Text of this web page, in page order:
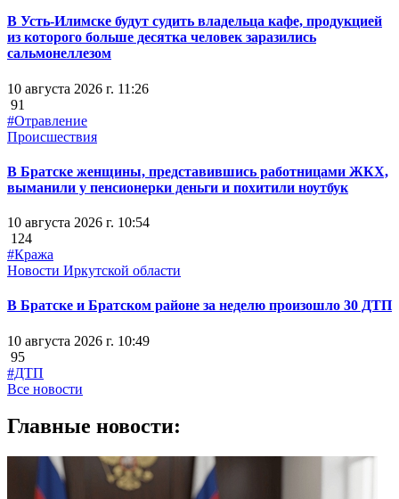
В Усть-Илимске будут судить владельца кафе, продукцией
из которого больше десятка человек заразились
сальмонеллезом
10 августа 2026 г. 11:26
91
#Отравление
Происшествия
В Братске женщины, представившись работницами ЖКХ,
выманили у пенсионерки деньги и похитили ноутбук
10 августа 2026 г. 10:54
124
#Кража
Новости Иркутской области
В Братске и Братском районе за неделю произошло 30 ДТП
10 августа 2026 г. 10:49
95
#ДТП
Все новости
Главные новости: